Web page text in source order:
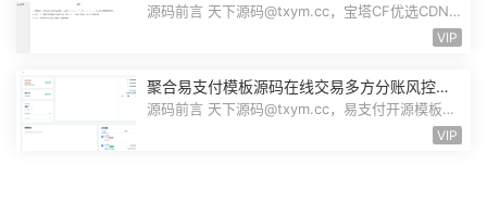
DNS解析记录CloudFlare优选IP插件源码
源码前言 天下源码@txym.cc，宝塔CF优选CDN
VIP
聚合易支付模板源码在线交易多方分账风控管
理资金管理结算管理FTPRO模板零云支付
源码前言 天下源码@txym.cc，易支付开源模板，
VIP